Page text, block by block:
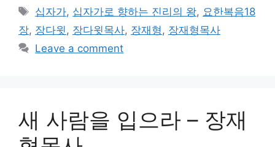
Tags
십자가, 십자가로 향하는 진리의 왕, 요한복음18
장, 장다윗, 장다윗목사, 장재형, 장재형목사
Leave a comment
새 사람을 입으라 – 장재